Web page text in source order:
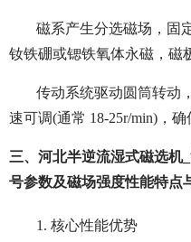
磁系产生分选磁场，固
钕铁硼或锶铁氧体永磁，磁
传动系统驱动圆筒转动
速可调(通常 18-25r/min)，
三、河北半逆流湿式磁选机
号参数及磁场强度性能特点
1. 核心性能优势